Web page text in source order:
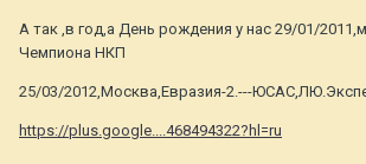
А так ,в год,а День рождения у нас 29/01/
Чемпиона НКП
25/03/2012,Москва,Евразия-2.---
https://plus.google....468494322?hl=ru